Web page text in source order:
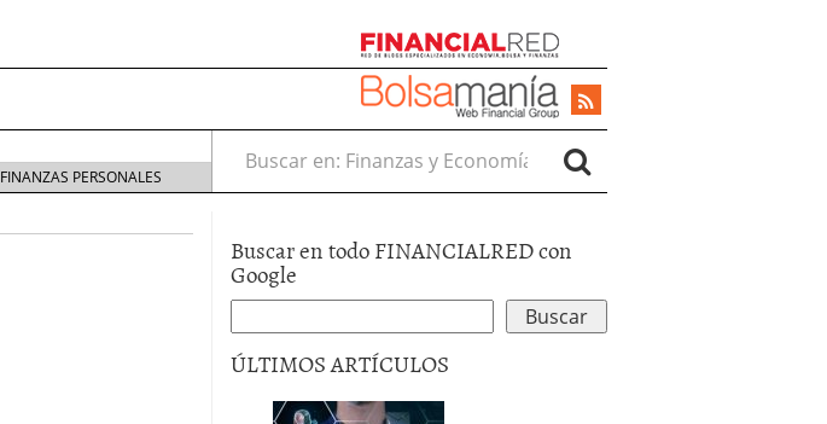
FINANZAS PERSONALES
Buscar en:
Buscar en todo FINANCIALRED con
Google
ÚLTIMOS ARTÍCULOS